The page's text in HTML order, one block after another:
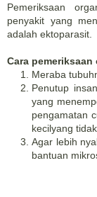
Pemeriksaan
penyakit yang
adalah ektoparasit.
Cara
Meraba
Penutup
yang
pengamatan
kecilyang
Agar lebih
bantuan